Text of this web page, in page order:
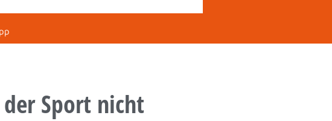
Sport nicht